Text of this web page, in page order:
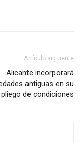
Artículo siguiente
Alicante incorporará
antiguas en su
de condiciones